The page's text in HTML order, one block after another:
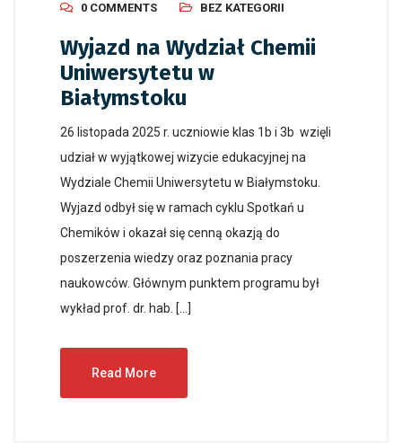
0 COMMENTS BEZ KATEGORII
Wyjazd na Wydział Chemii
Uniwersytetu w
Białymstoku
26 listopada 2025 r. uczniowie klas 1b i 3b wzięli
udział w wyjątkowej wizycie edukacyjnej na
Wydziale Chemii Uniwersytetu w Białymstoku.
Wyjazd odbył się w ramach cyklu Spotkań u
Chemików i okazał się cenną okazją do
poszerzenia wiedzy oraz poznania pracy
naukowców. Głównym punktem programu był
wykład prof. dr. hab. […]
Read More